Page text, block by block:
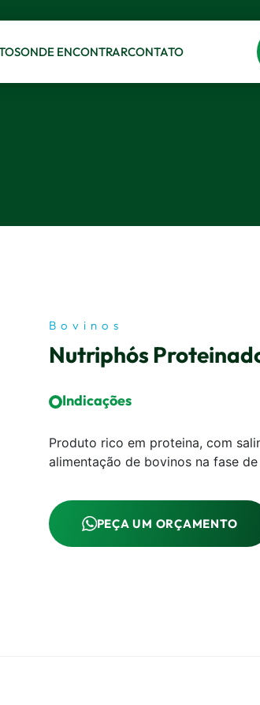
ONDE ENCONTRARCONTATO
Bovinos
Nutriphós
Indicações
Produto rico em proteina, com
alimentação de bovinos na fase
PEÇA UM ORÇAMENTO